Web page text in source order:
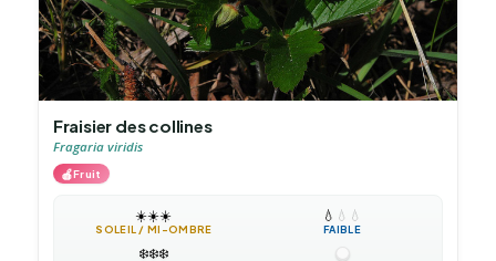
Fraisier des collines
Fragaria viridis
🍎Fruit
☀️☀️☀️
SOLEIL / MI-OMBRE
💧 💧 💧
FAIBLE
❄️❄️❄️